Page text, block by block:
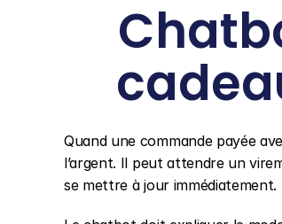
Quand une commande payée
l’argent. Il peut attendre un
se mettre à jour immédiatement.